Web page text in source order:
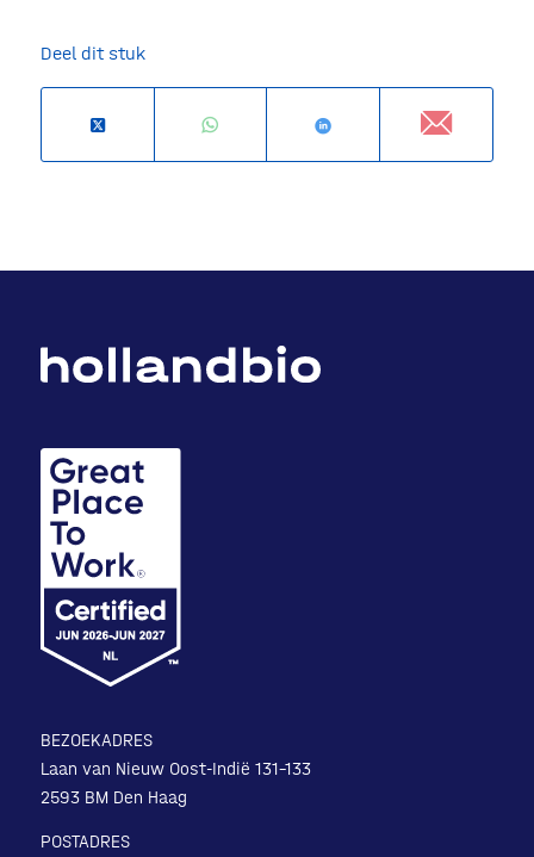
Deel dit stuk
BEZOEKADRES
Laan van Nieuw Oost-Indië 131-133
2593 BM Den Haag
POSTADRES